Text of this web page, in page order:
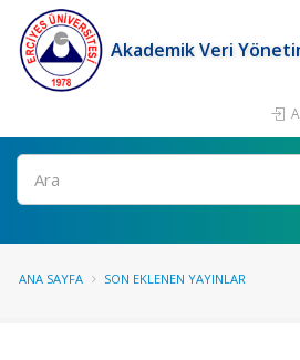
Akademik Veri
Ara
ANA SAYFA SON EKLENEN YAYINLAR